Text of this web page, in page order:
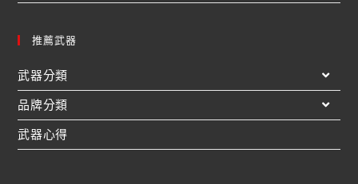
推薦武器
武器分類
品牌分類
武器心得